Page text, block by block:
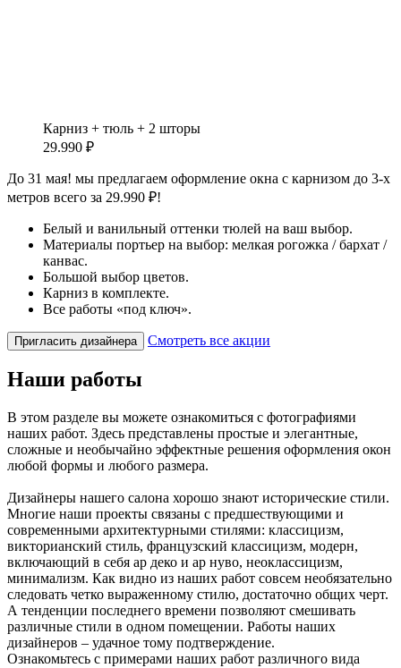
Карниз + тюль + 2 шторы
29.990 ₽
До 31 мая! мы предлагаем оформление окна с карнизом до 3-х
метров всего за 29.990 ₽!
Белый и ванильный оттенки тюлей на ваш выбор.
Материалы портьер на выбор: мелкая рогожка / бархат /
канвас.
Большой выбор цветов.
Карниз в комплекте.
Все работы «под ключ».
Пригласить дизайнера Смотреть все акции
Наши работы
В этом разделе вы можете ознакомиться с фотографиями
наших работ. Здесь представлены простые и элегантные,
сложные и необычайно эффектные решения оформления окон
любой формы и любого размера.
Дизайнеры нашего салона хорошо знают исторические стили.
Многие наши проекты связаны с предшествующими и
современными архитектурными стилями: классицизм,
викторианский стиль, французский классицизм, модерн,
включающий в себя ар деко и ар нуво, неоклассицизм,
минимализм. Как видно из наших работ совсем необязательно
следовать четко выраженному стилю, достаточно общих черт.
А тенденции последнего времени позволяют смешивать
различные стили в одном помещении. Работы наших
дизайнеров – удачное тому подтверждение.
Ознакомьтесь с примерами наших работ различного вида